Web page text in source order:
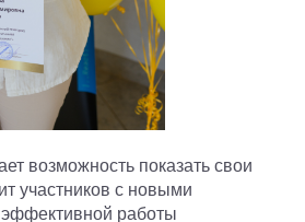
возможность показать свои
участников с новыми
работы